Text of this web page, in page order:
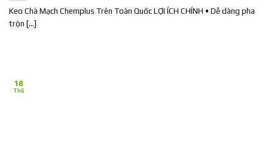
Keo Chà Mạch Chemplus Trên Toàn Quốc LỢI ÍCH CHÍNH • Dễ dàng pha
trộn [...]
18
Th6